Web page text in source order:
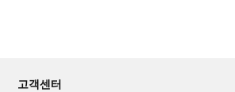
고객센터